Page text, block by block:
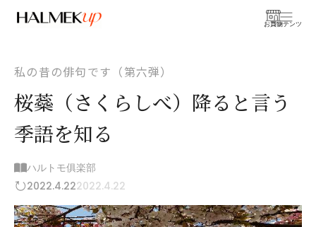
お買物
コンテンツ
私の昔の俳句です（第六弾）
桜蘂（さくらしべ）降ると言う
季語を知る
ハルトモ俱楽部
2022.4.222022.4.22